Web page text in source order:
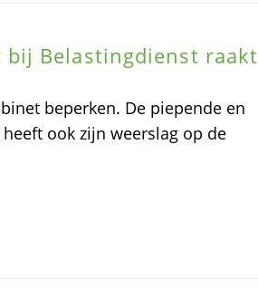
bij Belastingdienst raakt
beperken. De piepende en
ook zijn weerslag op de